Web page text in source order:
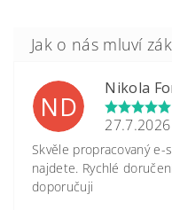
ND
Nikola
27.7.2026
Skvěle propracovaný
najdete. Rychlé
doporučuji